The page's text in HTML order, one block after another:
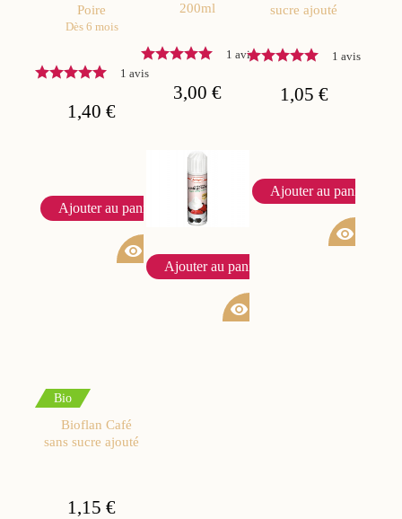
Poire
Dès 6 mois
1 avis
1,40 €
Ajouter au panier
visibility
200ml
1 avis
3,00 €
Ajouter au panier
visibility
sucre ajouté
1 avis
1,05 €
Ajouter au panier
visibility
Bio
Bioflan Café
sans sucre ajouté
1,15 €